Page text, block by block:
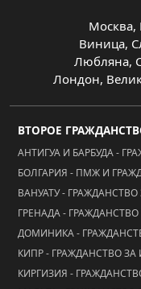
Москва,
Виница,
Любляна,
Лондон,
ВТОРОЕ
АНТИГУА И БАРБУДА -
БОЛГАРИЯ - ПМЖ И
ВАНУАТУ -
ГРЕНАДА -
ДОМИНИКА -
КИПР - ГРАЖДАНСТВО
КИРГИЗИЯ -